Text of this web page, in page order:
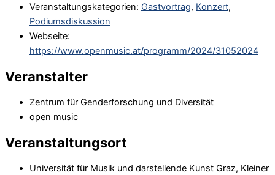
Veranstaltungskategorien: Gastvortrag, Konzert,
Podiumsdiskussion
Webseite:
https://www.openmusic.at/programm/2024/31052024
Veranstalter
Zentrum für Genderforschung und Diversität
open music
Veranstaltungsort
Universität für Musik und darstellende Kunst Graz, Kleiner